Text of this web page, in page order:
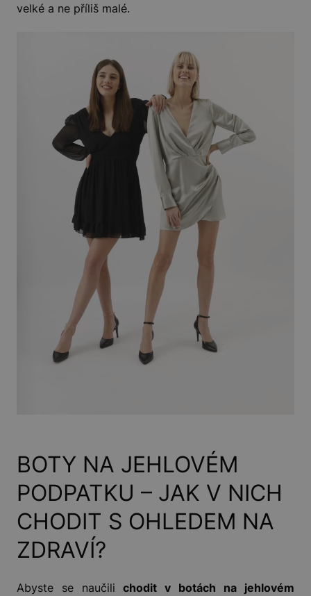
velké a ne příliš malé.
BOTY NA JEHLOVÉM
PODPATKU – JAK V NICH
CHODIT S OHLEDEM NA
ZDRAVÍ?
Abyste se naučili chodit v botách na jehlovém